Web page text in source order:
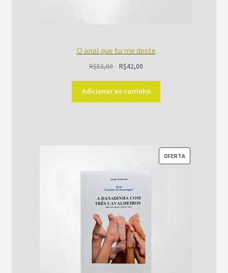
O anal que tu me deste
R$52,00
original
era:
R$42,00O
atual
é:
Adicionar ao carrinho
OFERTAPRODUTO